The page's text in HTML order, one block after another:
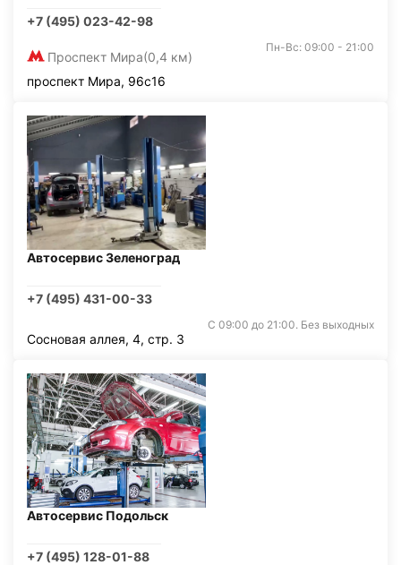
+7 (495) 023-42-98
Проспект Мира(0,4 км)
Пн-Вс: 09:00 - 21:00
проспект Мира, 96с16
Автосервис Зеленоград
+7 (495) 431-00-33
С 09:00 до 21:00. Без выходных
Сосновая аллея, 4, стр. 3
Автосервис Подольск
+7 (495) 128-01-88